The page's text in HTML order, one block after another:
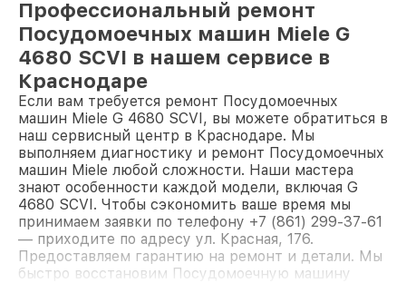
Профессиональный ремонт
Посудомоечных машин Miele G
4680 SCVI в нашем сервисе в
Краснодаре
Если вам требуется ремонт Посудомоечных
машин Miele G 4680 SCVI, вы можете обратиться в
наш сервисный центр в Краснодаре. Мы
выполняем диагностику и ремонт Посудомоечных
машин Miele любой сложности. Наши мастера
знают особенности каждой модели, включая G
4680 SCVI. Чтобы сэкономить ваше время мы
принимаем заявки по телефону +7 (861) 299-37-61
— приходите по адресу ул. Красная, 176.
Предоставляем гарантию на ремонт и детали. Мы
быстро восстановим Посудомоечную машину